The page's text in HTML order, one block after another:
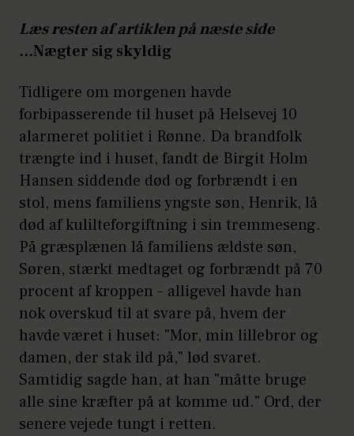
Læs resten af artiklen på næste side
...Nægter sig skyldig
Tidligere om morgenen havde
forbipasserende til huset på Helsevej 10
alarmeret politiet i Rønne. Da brandfolk
trængte ind i huset, fandt de Birgit Holm
Hansen siddende død og forbrændt i en
stol, mens familiens yngste søn, Henrik, lå
død af kulilteforgiftning i sin tremmeseng.
På græsplænen lå familiens ældste søn,
Søren, stærkt medtaget og forbrændt på 70
procent af kroppen – alligevel havde han
nok overskud til at svare på, hvem der
havde været i huset: "Mor, min lillebror og
damen, der stak ild på," lød svaret.
Samtidig sagde han, at han "måtte bruge
alle sine kræfter på at komme ud." Ord, der
senere vejede tungt i retten.